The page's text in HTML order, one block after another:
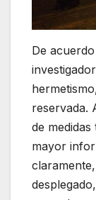
De
reservada.
de
mayor